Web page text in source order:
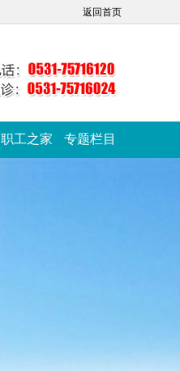
返回首页
职工之家 专题栏目